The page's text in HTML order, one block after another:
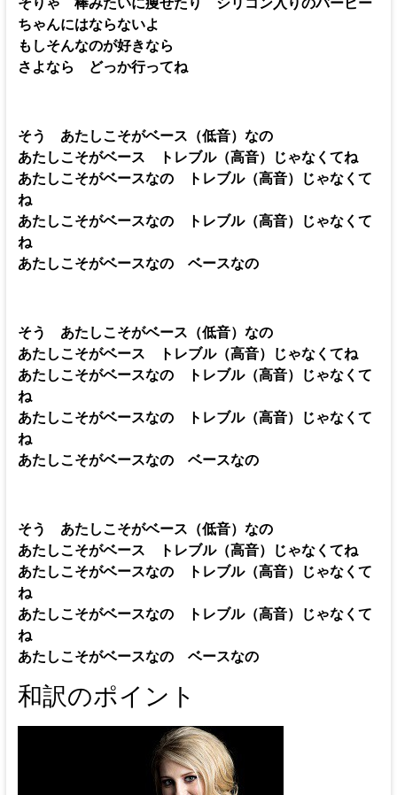
ちゃんにはならないよ
もしそんなのが好きなら
さよなら どっか行ってね
そう あたしこそがベース（低音）なの
あたしこそがベース トレブル（高音）じゃなくてね
あたしこそがベースなの トレブル（高音）じゃなくて
ね
あたしこそがベースなの トレブル（高音）じゃなくて
ね
あたしこそがベースなの ベースなの
そう あたしこそがベース（低音）なの
あたしこそがベース トレブル（高音）じゃなくてね
あたしこそがベースなの トレブル（高音）じゃなくて
ね
あたしこそがベースなの トレブル（高音）じゃなくて
ね
あたしこそがベースなの ベースなの
そう あたしこそがベース（低音）なの
あたしこそがベース トレブル（高音）じゃなくてね
あたしこそがベースなの トレブル（高音）じゃなくて
ね
あたしこそがベースなの トレブル（高音）じゃなくて
ね
あたしこそがベースなの ベースなの
和訳のポイント